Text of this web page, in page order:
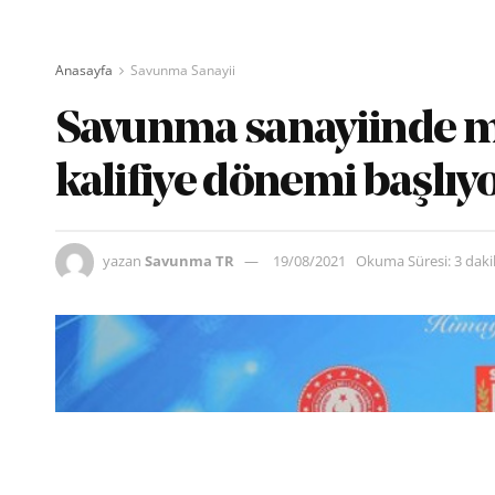
Anasayfa Savunma Sanayii
Savunma sanayiinde
kalifiye dönemi
yazan Savunma TR 19/08/2021 Okuma Süresi: 3